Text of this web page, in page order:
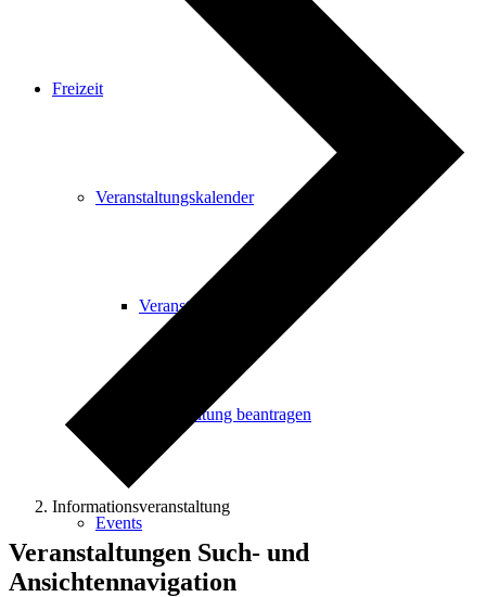
Freizeit
Veranstaltungskalender
Veranstaltungskalender
Veranstaltung beantragen
Events
Informationsveranstaltung
Veranstaltungen
Veranstaltungen Such- und
Ansichtennavigation